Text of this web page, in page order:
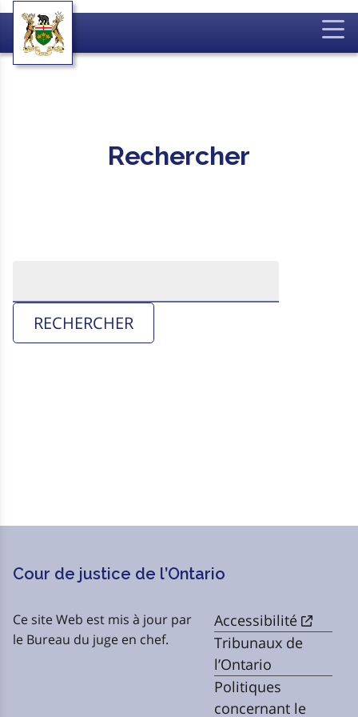
Rechercher
RECHERCHER
Cour de justice de l’Ontario
Ce site Web est mis à jour par
le Bureau du juge en chef.
Accessibilité
Tribunaux de
l’Ontario
Politiques
concernant le